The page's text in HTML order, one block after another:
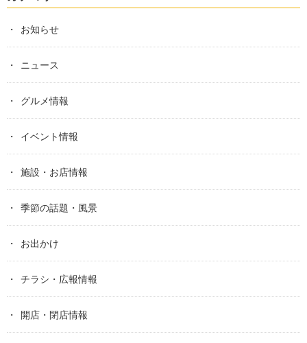
お知らせ
ニュース
グルメ情報
イベント情報
施設・お店情報
季節の話題・風景
お出かけ
チラシ・広報情報
開店・閉店情報